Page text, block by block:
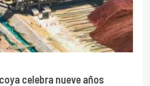
celebra nueve años